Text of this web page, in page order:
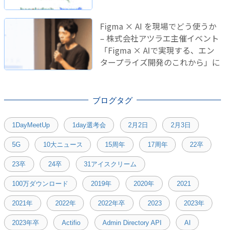
Figma × AI を現場でどう使うか
– 株式会社アツラエ主催イベント
「Figma × AIで実現する、エン
タープライズ開発のこれから」に
ブログタグ
1DayMeetUp 1day選考会 2月2日 2月3日
5G 10大ニュース 15周年 17周年 22卒
23卒 24卒 31アイスクリーム
100万ダウンロード 2019年 2020年 2021
2021年 2022年 2022年卒 2023 2023年
2023年卒 Actifio Admin Directory API AI